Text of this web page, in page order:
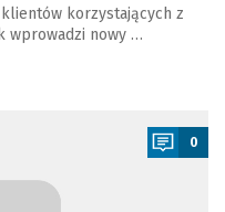
korzystających z
wprowadzi nowy …
0